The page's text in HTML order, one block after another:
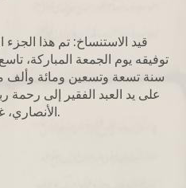
قيد الاستنساخ: تم هذا
توفيقه يوم الجمعة المباركة،
سنة تسعة وتسعين ومائة
على يد العبد الفقير إلى رحمة
الأنصاري، غفر الله له ولوالديه والمسلمين.